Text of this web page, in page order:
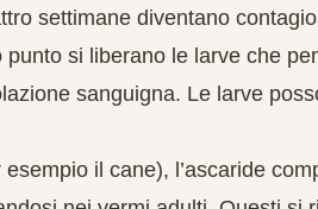
settimane diventano
si liberano le larve che
sanguigna. Le larve
il cane), l’ascaride